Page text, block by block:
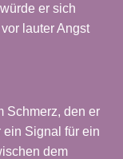
er sich
lauter Angst
Schmerz, den er
ein Signal für ein
dem